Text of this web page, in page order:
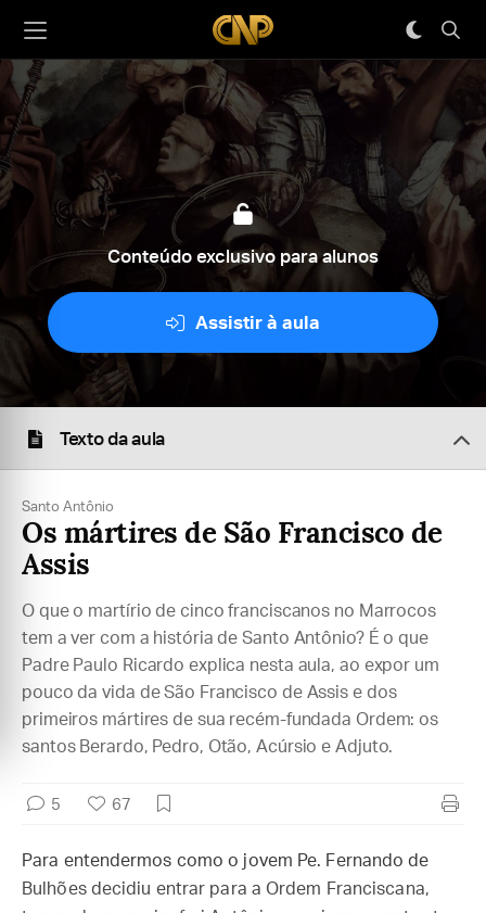
Conteúdo exclusivo para alunos
Assistir à aula
Texto da aula
Santo Antônio
Os mártires de São Francisco de
Assis
O que o martírio de cinco franciscanos no Marrocos
tem a ver com a história de Santo Antônio? É o que
Padre Paulo Ricardo explica nesta aula, ao expor um
pouco da vida de São Francisco de Assis e dos
primeiros mártires de sua recém-fundada Ordem: os
santos Berardo, Pedro, Otão, Acúrsio e Adjuto.
5 67
Para entendermos como o jovem Pe. Fernando de
Bulhões decidiu entrar para a Ordem Franciscana,